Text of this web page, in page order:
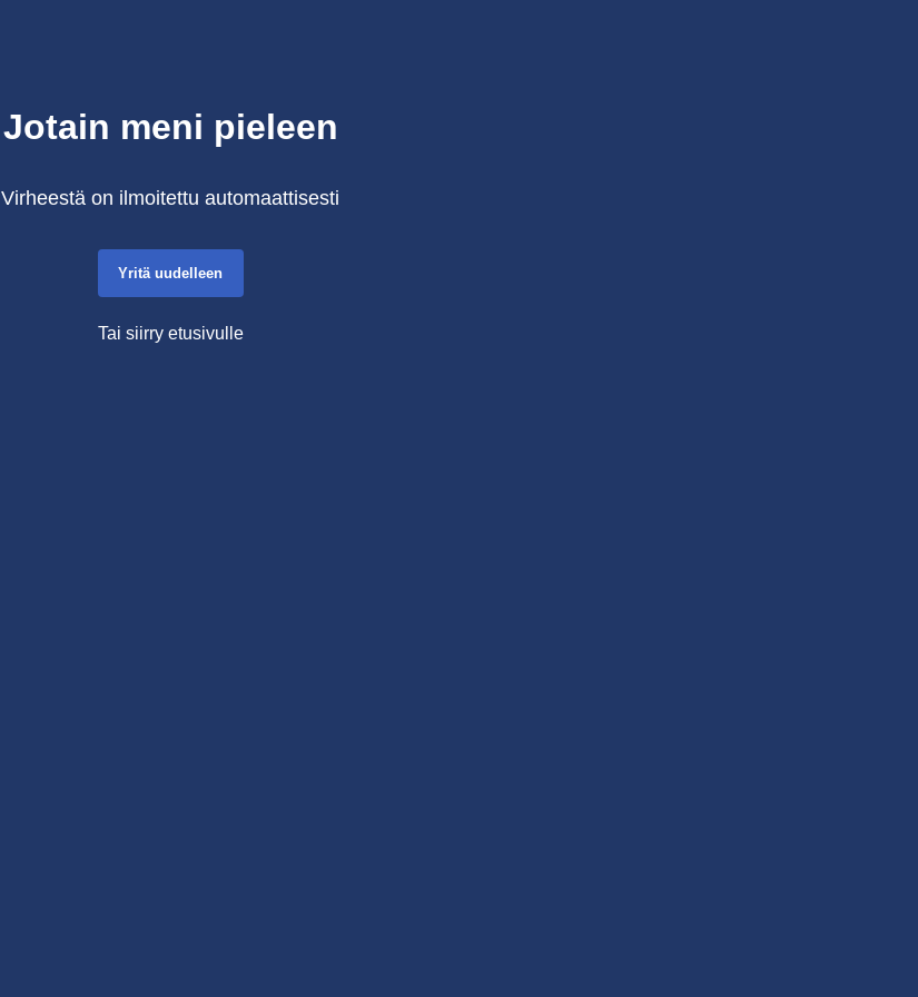
Jotain meni pieleen
Virheestä on ilmoitettu automaattisesti
Yritä uudelleen
Tai siirry etusivulle